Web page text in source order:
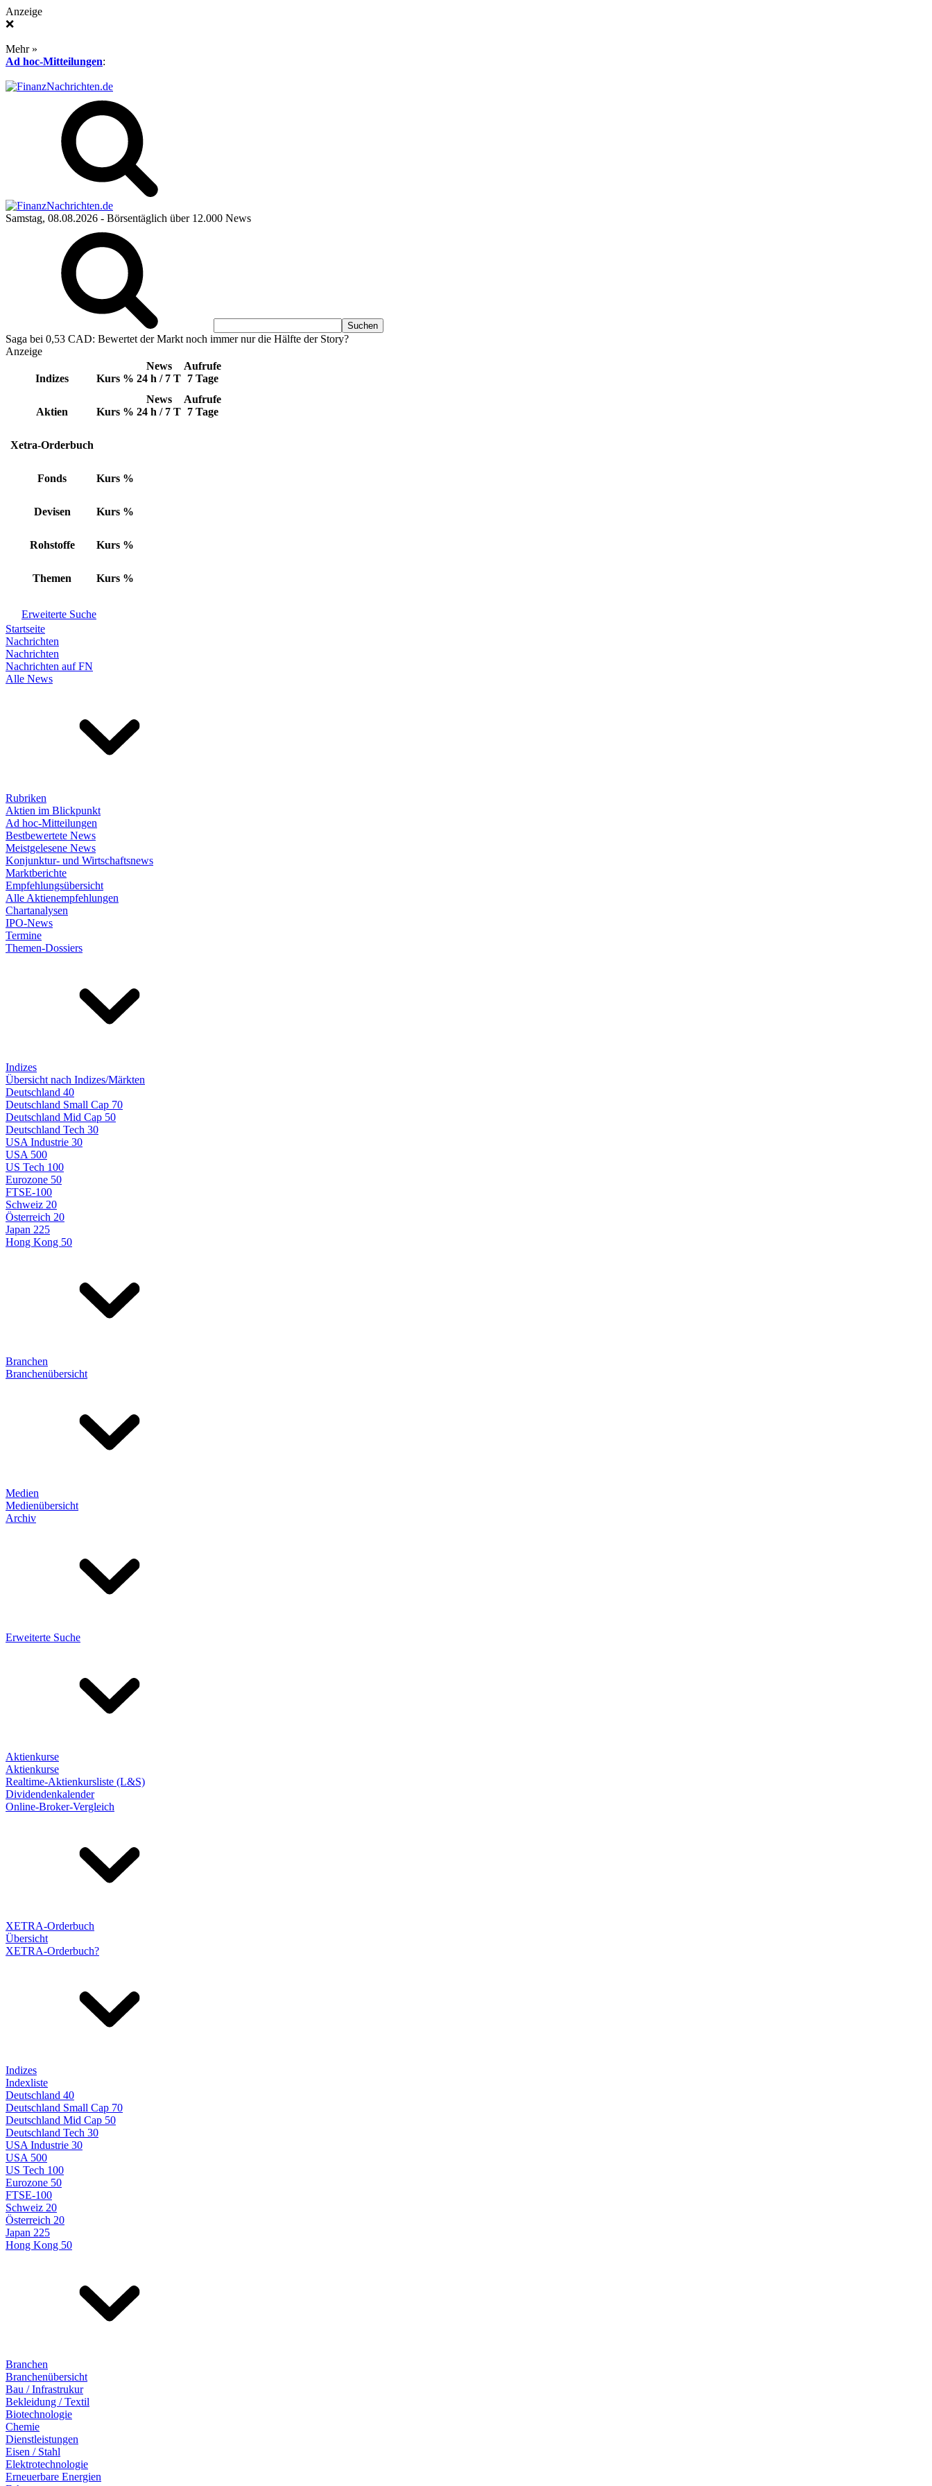
Anzeige
❌
Mehr »
Ad hoc-Mitteilungen:
Samstag, 08.08.2026 - Börsentäglich über 12.000 News
Saga bei 0,53 CAD: Bewertet der Markt noch immer nur die Hälfte der Story?
Anzeige
Indizes Kurs %
News
24 h / 7 T
Aufrufe
7 Tage
Aktien Kurs %
News
24 h / 7 T
Aufrufe
7 Tage
Xetra-Orderbuch
Fonds Kurs %
Devisen Kurs %
Rohstoffe Kurs %
Themen Kurs %
Erweiterte Suche
Startseite
Nachrichten
Nachrichten
Nachrichten auf FN
Alle News
Rubriken
Aktien im Blickpunkt
Ad hoc-Mitteilungen
Bestbewertete News
Meistgelesene News
Konjunktur- und Wirtschaftsnews
Marktberichte
Empfehlungsübersicht
Alle Aktienempfehlungen
Chartanalysen
IPO-News
Termine
Themen-Dossiers
Indizes
Übersicht nach Indizes/Märkten
Deutschland 40
Deutschland Small Cap 70
Deutschland Mid Cap 50
Deutschland Tech 30
USA Industrie 30
USA 500
US Tech 100
Eurozone 50
FTSE-100
Schweiz 20
Österreich 20
Japan 225
Hong Kong 50
Branchen
Branchenübersicht
Medien
Medienübersicht
Archiv
Erweiterte Suche
Aktienkurse
Aktienkurse
Realtime-Aktienkursliste (L&S)
Dividendenkalender
Online-Broker-Vergleich
XETRA-Orderbuch
Übersicht
XETRA-Orderbuch?
Indizes
Indexliste
Deutschland 40
Deutschland Small Cap 70
Deutschland Mid Cap 50
Deutschland Tech 30
USA Industrie 30
USA 500
US Tech 100
Eurozone 50
FTSE-100
Schweiz 20
Österreich 20
Japan 225
Hong Kong 50
Branchen
Branchenübersicht
Bau / Infrastrukur
Bekleidung / Textil
Biotechnologie
Chemie
Dienstleistungen
Eisen / Stahl
Elektrotechnologie
Erneuerbare Energien